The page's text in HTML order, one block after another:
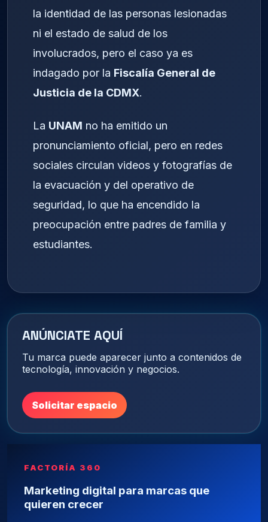
la identidad de las personas lesionadas
ni el estado de salud de los
involucrados, pero el caso ya es
indagado por la Fiscalía General de
Justicia de la CDMX.
La UNAM no ha emitido un
pronunciamiento oficial, pero en redes
sociales circulan videos y fotografías de
la evacuación y del operativo de
seguridad, lo que ha encendido la
preocupación entre padres de familia y
estudiantes.
ANÚNCIATE AQUÍ
Tu marca puede aparecer junto a contenidos de
tecnología, innovación y negocios.
Solicitar espacio
FACTORÍA 360
Marketing digital para marcas que
quieren crecer